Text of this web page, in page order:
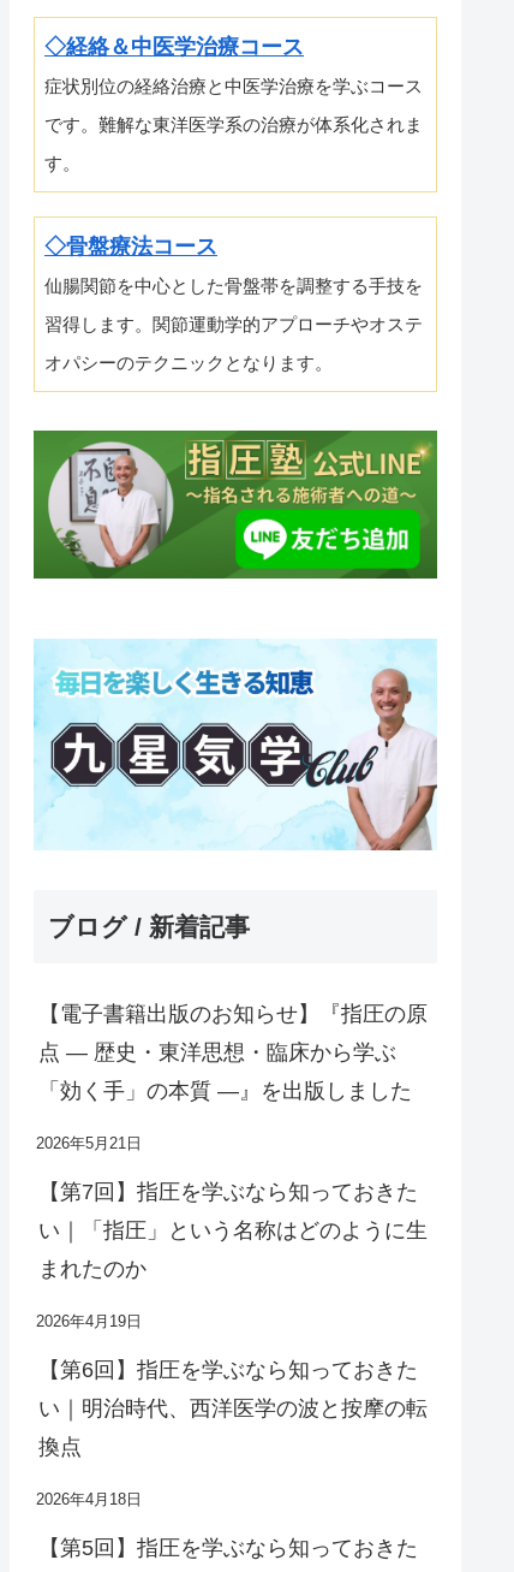
◇経絡＆中医学治療コース
症状別位の経絡治療と中医学治療を学ぶコース
です。難解な東洋医学系の治療が体系化されま
す。
◇骨盤療法コース
仙腸関節を中心とした骨盤帯を調整する手技を
習得します。関節運動学的アプローチやオステ
オパシーのテクニックとなります。
ブログ / 新着記事
【電子書籍出版のお知らせ】『指圧の原
点 ― 歴史・東洋思想・臨床から学ぶ
「効く手」の本質 ―』を出版しました
2026年5月21日
【第7回】指圧を学ぶなら知っておきた
い｜「指圧」という名称はどのように生
まれたのか
2026年4月19日
【第6回】指圧を学ぶなら知っておきた
い｜明治時代、西洋医学の波と按摩の転
換点
2026年4月18日
【第5回】指圧を学ぶなら知っておきた